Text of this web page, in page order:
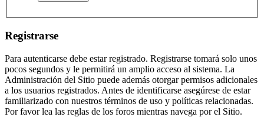
Registrarse
Para autenticarse debe estar registrado. Registrarse tomará solo unos
pocos segundos y le permitirá un amplio acceso al sistema. La
Administración del Sitio puede además otorgar permisos adicionales
a los usuarios registrados. Antes de identificarse asegúrese de estar
familiarizado con nuestros términos de uso y políticas relacionadas.
Por favor lea las reglas de los foros mientras navega por el Sitio.